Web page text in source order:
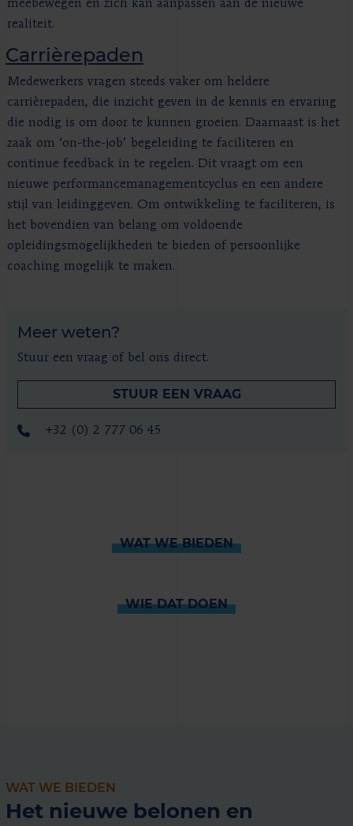
meebewegen en zich kan aanpassen aan de nieuwe
realiteit.
Carrièrepaden
Medewerkers vragen steeds vaker om heldere
carrièrepaden, die inzicht geven in de kennis en ervaring
die nodig is om door te kunnen groeien. Daarnaast is het
zaak om ‘on-the-job’ begeleiding te faciliteren en
continue feedback in te regelen. Dit vraagt om een
nieuwe performancemanagementcyclus en een andere
stijl van leidinggeven. Om ontwikkeling te faciliteren, is
het bovendien van belang om voldoende
opleidingsmogelijkheden te bieden of persoonlijke
coaching mogelijk te maken.
Meer weten?
Stuur een vraag of bel ons direct.
STUUR EEN VRAAG
+32 (0) 2 777 06 45
WAT WE BIEDEN
WIE DAT DOEN
WAT WE BIEDEN
Het nieuwe belonen en